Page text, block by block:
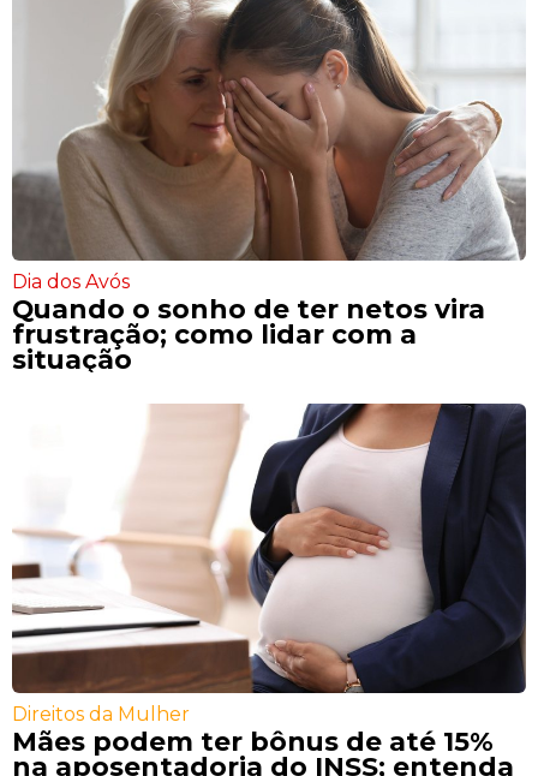
Dia dos Avós
Quando o sonho de ter netos vira
frustração; como lidar com a
situação
Direitos da Mulher
Mães podem ter bônus de até 15%
na aposentadoria do INSS; entenda